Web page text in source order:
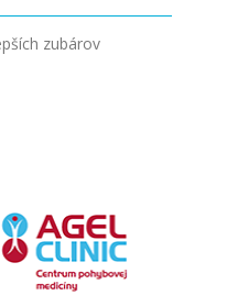
zubárov